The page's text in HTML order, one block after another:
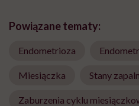
Powiązane tematy:
Endometrioza
Miesiączka Stany
Zaburzenia cyklu